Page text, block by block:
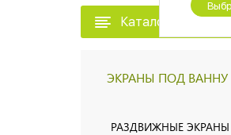
Каталог товаров
ЭКРАНЫ ПОД ВАННУ
РАЗДВИЖНЫЕ ЭКРАНЫ